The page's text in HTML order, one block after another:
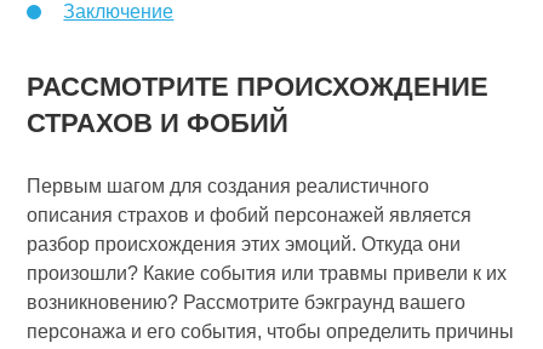
Заключение
РАССМОТРИТЕ ПРОИСХОЖДЕНИЕ
СТРАХОВ И ФОБИЙ
Первым шагом для создания реалистичного
описания страхов и фобий персонажей является
разбор происхождения этих эмоций. Откуда они
произошли? Какие события или травмы привели к их
возникновению? Рассмотрите бэкграунд вашего
персонажа и его события, чтобы определить причины